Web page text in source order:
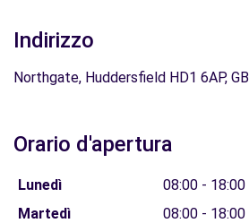
Indirizzo
Northgate, Huddersfield HD1 6AP, GB
Orario d'apertura
Lunedì
08:00 - 18:00
Martedì
08:00 - 18:00